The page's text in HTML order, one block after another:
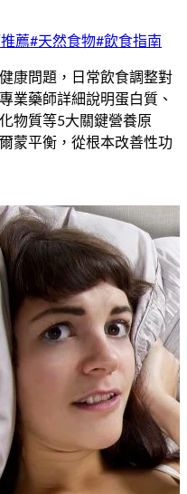
薦#天然食物#飲食指南
康問題，日常飲食調整對
業藥師詳細說明蛋白質、
物質等5大關鍵營養原
蒙平衡，從根本改善性功